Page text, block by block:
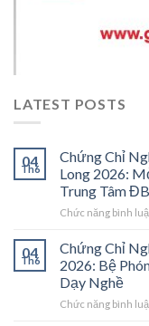
LATEST POSTS
04
Th6
Chứng Chỉ
Long 2026:
Trung Tâm
Chức năng bình
04
Th6
Chứng Chỉ
2026: Bệ
Dạy Nghề
Chức năng bình